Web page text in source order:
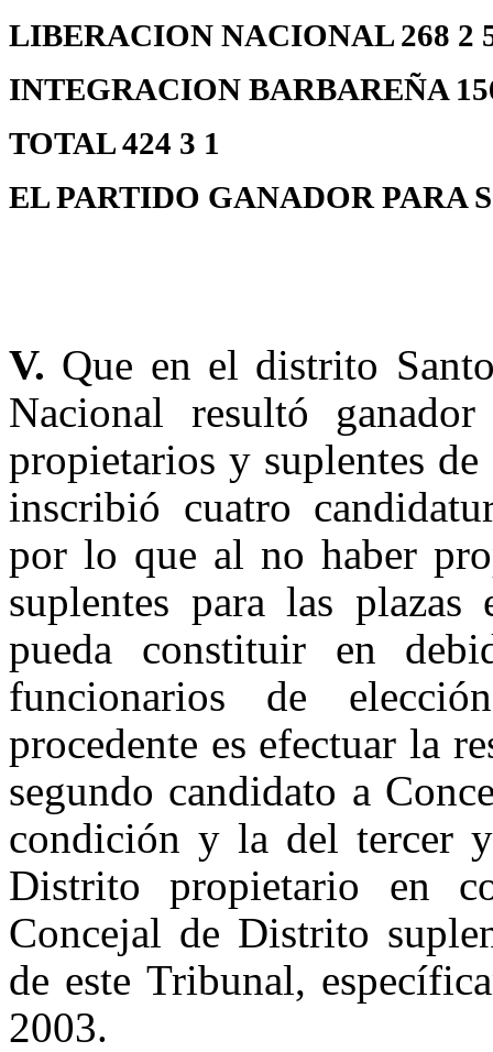
LIBERACION NACIONAL 268 2
INTEGRACION BARBAREÑA
TOTAL 424 3 1
EL PARTIDO GANADOR PARA
V. Que en el distrito
Nacional resultó
propietarios y suplentes
inscribió cuatro
por lo que al no haber
suplentes para las
pueda constituir en
funcionarios de
procedente es efectuar la
segundo candidato a
condición y la del tercer
Distrito propietario en
Concejal de Distrito
de este Tribunal,
2003.